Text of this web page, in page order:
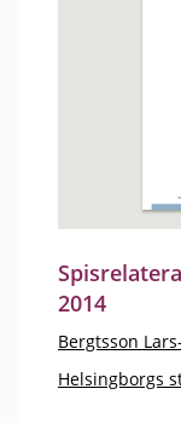
2014
Bergtsson
Helsingborgs